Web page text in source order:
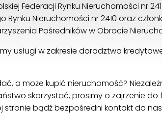
Federacji Rynku Nieruchomości nr
Rynku Nieruchomości nr 2410 oraz
Pośredników w Obrocie
usługi w zakresie doradztwa
a może kupić nieruchomość?
skorzystać, prosimy o zajrzenie do
bądź bezpośredni kontakt do